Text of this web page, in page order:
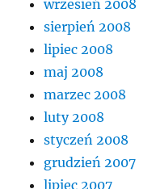
wrzesień 2008
sierpień 2008
lipiec 2008
maj 2008
marzec 2008
luty 2008
styczeń 2008
grudzień 2007
lipiec 2007